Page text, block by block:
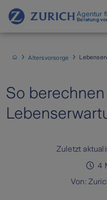
Agentur
Beratung
Altersvorsorge
So
Zuletzt
4
Von: